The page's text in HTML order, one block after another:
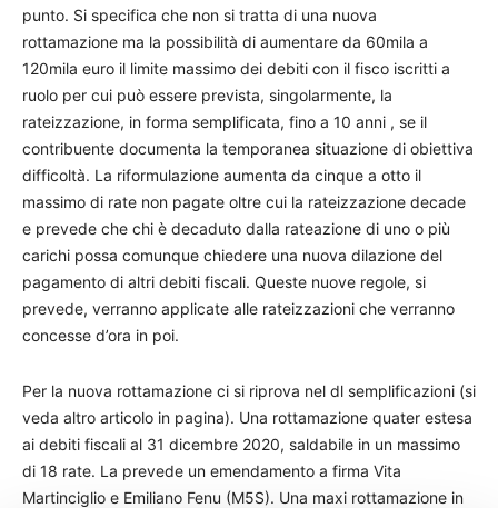
punto. Si specifica che non si tratta di una nuova
rottamazione ma la possibilità di aumentare da 60mila a
120mila euro il limite massimo dei debiti con il fisco iscritti a
ruolo per cui può essere prevista, singolarmente, la
rateizzazione, in forma semplificata, fino a 10 anni , se il
contribuente documenta la temporanea situazione di obiettiva
difficoltà. La riformulazione aumenta da cinque a otto il
massimo di rate non pagate oltre cui la rateizzazione decade
e prevede che chi è decaduto dalla rateazione di uno o più
carichi possa comunque chiedere una nuova dilazione del
pagamento di altri debiti fiscali. Queste nuove regole, si
prevede, verranno applicate alle rateizzazioni che verranno
concesse d’ora in poi.
Per la nuova rottamazione ci si riprova nel dl semplificazioni (si
veda altro articolo in pagina). Una rottamazione quater estesa
ai debiti fiscali al 31 dicembre 2020, saldabile in un massimo
di 18 rate. La prevede un emendamento a firma Vita
Martinciglio e Emiliano Fenu (M5S). Una maxi rottamazione in